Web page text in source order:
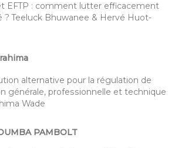
EFTP : comment lutter efficacement
? Teeluck Bhuwanee & Hervé Huot-
alternative pour la régulation de
générale, professionnelle et technique
Wade
PAMBOLT